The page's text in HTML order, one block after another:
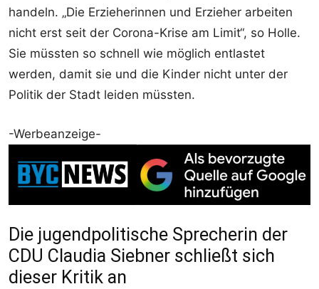
handeln. „Die Erzieherinnen und Erzieher arbeiten
nicht erst seit der Corona-Krise am Limit“, so Holle.
Sie müssten so schnell wie möglich entlastet
werden, damit sie und die Kinder nicht unter der
Politik der Stadt leiden müssten.
-Werbeanzeige-
Die jugendpolitische Sprecherin der
CDU Claudia Siebner schließt sich
dieser Kritik an